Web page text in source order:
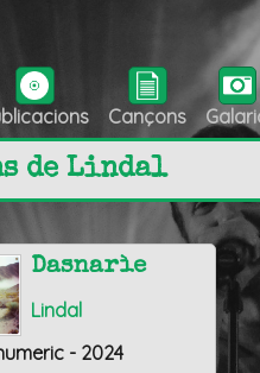
Cançons
de Lindal
Dasnarìe
Lindal
- 2024